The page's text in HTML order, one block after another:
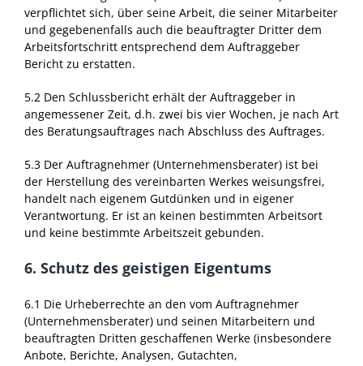
verpflichtet sich, über seine Arbeit, die seiner Mitarbeiter
und gegebenenfalls auch die beauftragter Dritter dem
Arbeitsfortschritt entsprechend dem Auftraggeber
Bericht zu erstatten.
5.2 Den Schlussbericht erhält der Auftraggeber in
angemessener Zeit, d.h. zwei bis vier Wochen, je nach Art
des Beratungsauftrages nach Abschluss des Auftrages.
5.3 Der Auftragnehmer (Unternehmensberater) ist bei
der Herstellung des vereinbarten Werkes weisungsfrei,
handelt nach eigenem Gutdünken und in eigener
Verantwortung. Er ist an keinen bestimmten Arbeitsort
und keine bestimmte Arbeitszeit gebunden.
6. Schutz des geistigen Eigentums
6.1 Die Urheberrechte an den vom Auftragnehmer
(Unternehmensberater) und seinen Mitarbeitern und
beauftragten Dritten geschaffenen Werke (insbesondere
Anbote, Berichte, Analysen, Gutachten,